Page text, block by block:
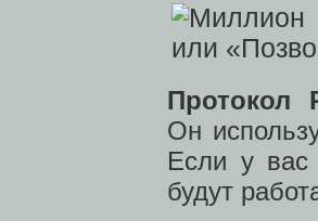
Протокол
Он
Если у вас
будут